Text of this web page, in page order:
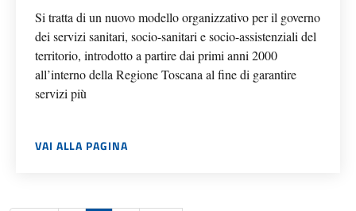
Si tratta di un nuovo modello organizzativo per il governo
dei servizi sanitari, socio-sanitari e socio-assistenziali del
territorio, introdotto a partire dai primi anni 2000
all’interno della Regione Toscana al fine di garantire
servizi più
VAI ALLA PAGINA